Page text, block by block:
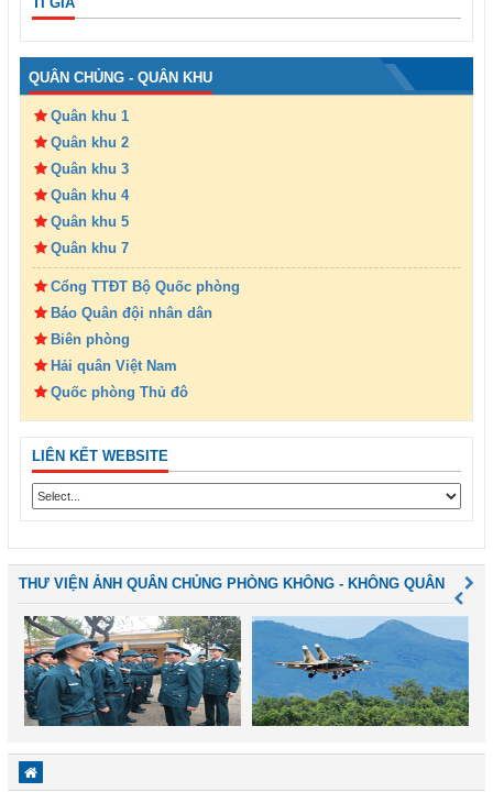
QUÂN CHỦNG - QUÂN KHU
Quân khu 1
Quân khu 2
Quân khu 3
Quân khu 4
Quân khu 5
Quân khu 7
Cổng TTĐT Bộ Quốc phòng
Báo Quân đội nhân dân
Biên phòng
Hải quân Việt Nam
Quốc phòng Thủ đô
LIÊN KẾT WEBSITE
THƯ VIỆN ẢNH QUÂN CHỦNG PHÒNG KHÔNG - KHÔNG QUÂN